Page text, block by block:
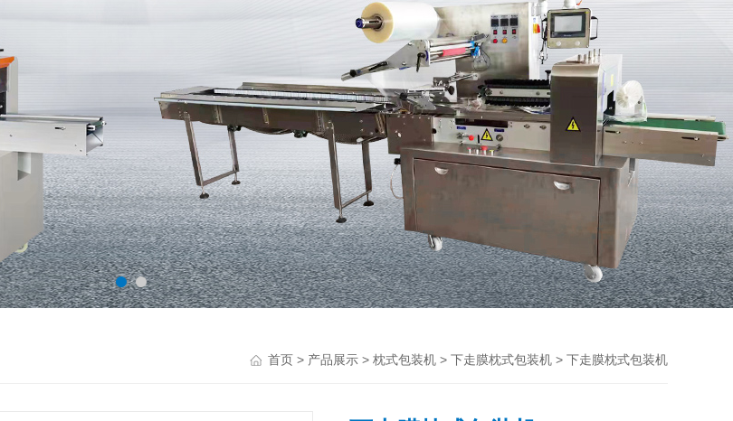
首页 > 产品展示 > 枕式包装机 > 下走膜枕式包装机 > 下走膜枕式包装机